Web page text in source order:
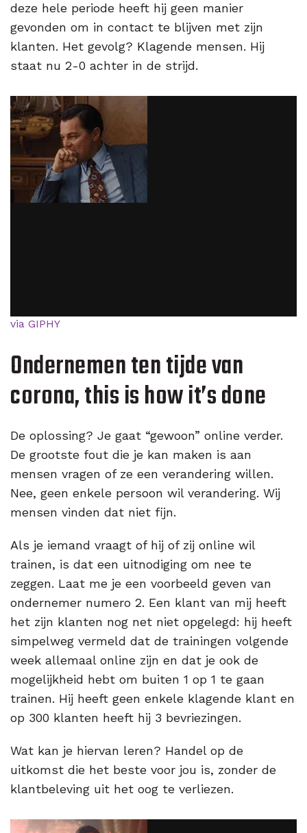
deze hele periode heeft hij geen manier
gevonden om in contact te blijven met zijn
klanten. Het gevolg? Klagende mensen. Hij
staat nu 2-0 achter in de strijd.
via GIPHY
Ondernemen ten tijde van
corona, this is how it’s done
De oplossing? Je gaat “gewoon” online verder.
De grootste fout die je kan maken is aan
mensen vragen of ze een verandering willen.
Nee, geen enkele persoon wil verandering. Wij
mensen vinden dat niet fijn.
Als je iemand vraagt of hij of zij online wil
trainen, is dat een uitnodiging om nee te
zeggen. Laat me je een voorbeeld geven van
ondernemer numero 2. Een klant van mij heeft
het zijn klanten nog net niet opgelegd: hij heeft
simpelweg vermeld dat de trainingen volgende
week allemaal online zijn en dat je ook de
mogelijkheid hebt om buiten 1 op 1 te gaan
trainen. Hij heeft geen enkele klagende klant en
op 300 klanten heeft hij 3 bevriezingen.
Wat kan je hiervan leren? Handel op de
uitkomst die het beste voor jou is, zonder de
klantbeleving uit het oog te verliezen.